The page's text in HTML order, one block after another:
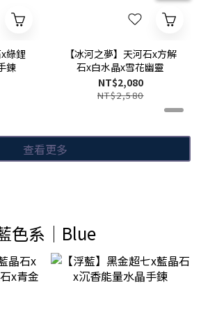
綠鋰
鍊
【冰河之夢】天河石x方解
石x白水晶x雪花幽靈
NT$2,080
NT$2,580
查看更多
色系│Blue